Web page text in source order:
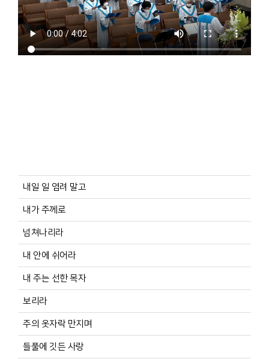
내일 일 염려 말고
내가 주께로
넘쳐나리라
내 안에 쉬어라
내 주는 선한 목자
보리라
주의 옷자락 만지며
들풀에 깃든 사랑